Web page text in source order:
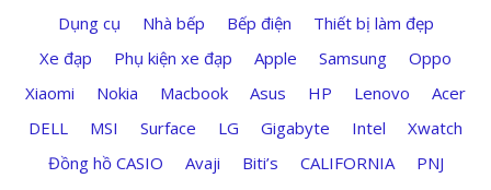
Dụng cụ
Nhà bếp Bếp điện
Thiết bị làm đẹp
Xe đạp
Phụ kiện xe đạp Apple Samsung
Oppo
Xiaomi
Nokia Macbook Asus HP Lenovo
Acer
DELL
MSI Surface LG Gigabyte Intel
Xwatch
Đồng hồ CASIO
Avaji Biti’s CALIFORNIA
PNJ